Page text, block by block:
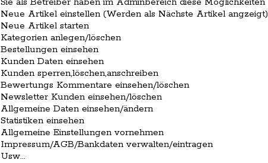
Sie als Betreiber haben im Adminbereich diese Möglichkeiten
Neue Artikel einstellen (Werden als Nächste Artikel angzeigt)
Neue Artikel starten
Kategorien anlegen/löschen
Bestellungen einsehen
Kunden Daten einsehen
Kunden sperren,löschen,anschreiben
Bewertungs Kommentare einsehen/löschen
Newsletter Kunden einsehen/löschen
Allgemeine Daten einsehen/ändern
Statistiken einsehen
Allgemeine Einstellungen vornehmen
Impressum/AGB/Bankdaten verwalten/eintragen
Usw...